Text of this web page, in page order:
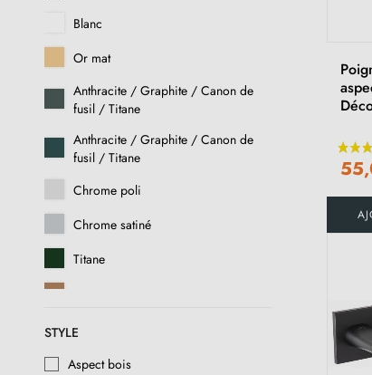
Blanc
Or mat
Anthracite / Graphite / Canon de
fusil / Titane
Anthracite / Graphite / Canon de
fusil / Titane
Chrome poli
Chrome satiné
Titane
Or poli
Chrome laqué
STYLE
Aspect bois